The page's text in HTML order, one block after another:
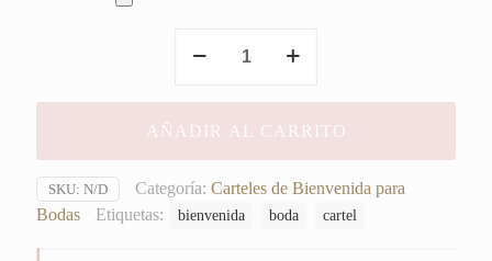
momentos
la
vida
son
"Especiales"
cantidad
AÑADIR AL CARRITO
SKU: N/D Categoría: Carteles de Bienvenida para
Bodas
Etiquetas: bienvenida boda cartel